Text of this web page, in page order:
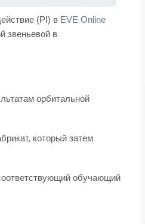
(PI) в EVE Online
звеньевой в
орбитальной
который затем
обучающий